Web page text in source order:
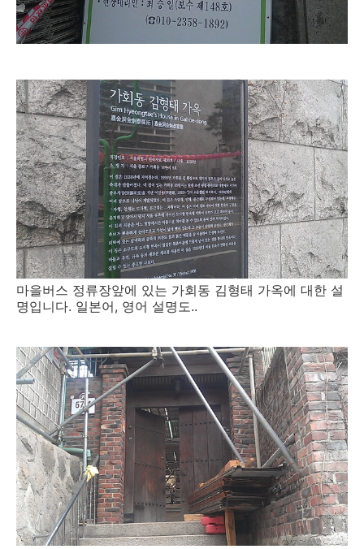
마을버스 정류장앞에 있는 가회동 김형태 가옥에 대한 설
명입니다. 일본어, 영어 설명도..